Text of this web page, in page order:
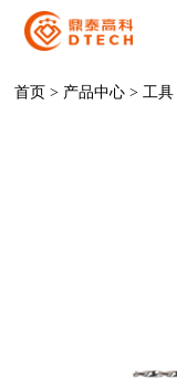
首页 > 产品中心 > 工具